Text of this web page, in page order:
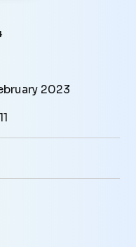
2023
11